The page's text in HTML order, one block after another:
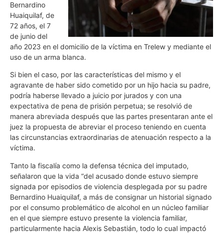
Bernardino
Huaiquilaf, de
72 años, el 7
de junio del
año 2023 en el domicilio de la víctima en Trelew y mediante el
uso de un arma blanca.
Si bien el caso, por las características del mismo y el
agravante de haber sido cometido por un hijo hacia su padre,
podría haberse llevado a juicio por jurados y con una
expectativa de pena de prisión perpetua; se resolvió de
manera abreviada después que las partes presentaran ante el
juez la propuesta de abreviar el proceso teniendo en cuenta
las circunstancias extraordinarias de atenuación respecto a la
víctima.
Tanto la fiscalía como la defensa técnica del imputado,
señalaron que la vida “del acusado donde estuvo siempre
signada por episodios de violencia desplegada por su padre
Bernardino Huaiquilaf, a más de consignar un historial signado
por el consumo problemático de alcohol en un núcleo familiar
en el que siempre estuvo presente la violencia familiar,
particularmente hacia Alexis Sebastián, todo lo cual impactó